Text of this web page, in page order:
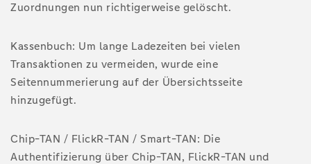
Zuordnungen nun richtigerweise gelöscht.
Kassenbuch: Um lange Ladezeiten bei vielen
Transaktionen zu vermeiden, wurde eine
Seitennummerierung auf der Übersichtsseite
hinzugefügt.
Chip-TAN / FlickR-TAN / Smart-TAN: Die
Authentifizierung über Chip-TAN, FlickR-TAN und